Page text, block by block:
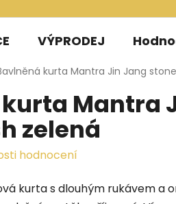
VÝPRODEJ
kurta Mantra Jin Jang
Mantra
zelená
hodnocení
kurta s dlouhým rukávem a